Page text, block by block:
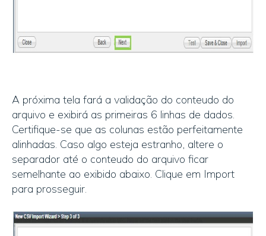
A próxima tela fará a validação do conteudo do
arquivo e exibirá as primeiras 6 linhas de dados.
Certifique-se que as colunas estão perfeitamente
alinhadas. Caso algo esteja estranho, altere o
separador até o conteudo do arquivo ficar
semelhante ao exibido abaixo. Clique em Import
para prosseguir.